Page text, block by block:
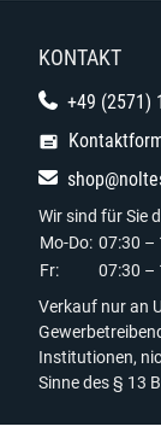
KONTAKT
+49 (2571)
Wir sind für Sie
Mo-Do: 07:30 –
Fr:
07:30 –
Verkauf nur an
Institutionen,
Sinne des § 13